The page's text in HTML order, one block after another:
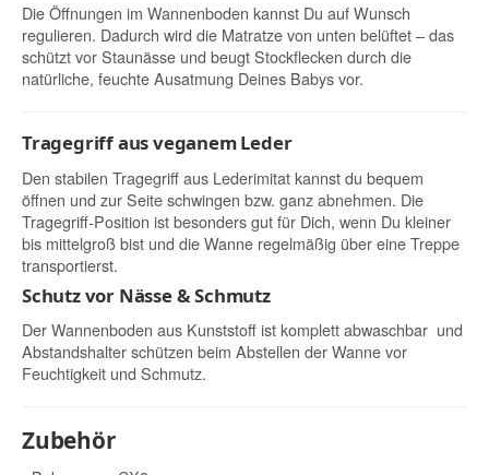
Die Öffnungen im Wannenboden kannst Du auf Wunsch
regulieren. Dadurch wird die Matratze von unten belüftet – das
schützt vor Staunässe und beugt Stockflecken durch die
natürliche, feuchte Ausatmung Deines Babys vor.
Tragegriff aus veganem Leder
Den stabilen Tragegriff aus Lederimitat kannst du bequem
öffnen und zur Seite schwingen bzw. ganz abnehmen. Die
Tragegriff-Position ist besonders gut für Dich, wenn Du kleiner
bis mittelgroß bist und die Wanne regelmäßig über eine Treppe
transportierst.
Schutz vor Nässe & Schmutz
Der Wannenboden aus Kunststoff ist komplett abwaschbar und
Abstandshalter schützen beim Abstellen der Wanne vor
Feuchtigkeit und Schmutz.
Zubehör